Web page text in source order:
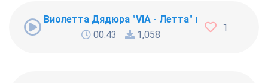
Виолетта Дядюра "VIA - Летта" и Пьер Нарцисс
00:43
1,058
1